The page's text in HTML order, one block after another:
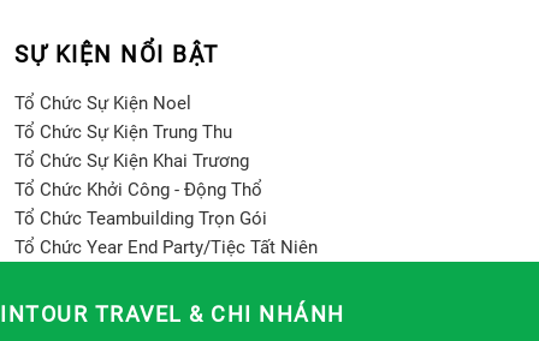
SỰ KIỆN NỔI BẬT
Tổ Chức Sự Kiện Noel
Tổ Chức Sự Kiện Trung Thu
Tổ Chức Sự Kiện Khai Trương
Tổ Chức Khởi Công - Động Thổ
Tổ Chức Teambuilding Trọn Gói
Tổ Chức Year End Party/Tiệc Tất Niên
INTOUR TRAVEL & CHI NHÁNH